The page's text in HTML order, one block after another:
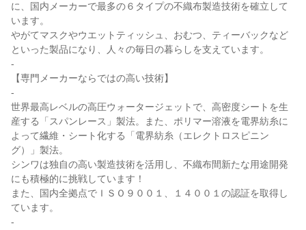
に、国内メーカーで最多の６タイプの不織布製造技術を確立して
います。
やがてマスクやウエットティッシュ、おむつ、ティーバックなど
といった製品になり、人々の毎日の暮らしを支えています。
-
【専門メーカーならではの高い技術】
-
世界最高レベルの高圧ウォータージェットで、高密度シートを生
産する「スパンレース」製法。また、ポリマー溶液を電界紡糸に
よって繊維・シート化する「電界紡糸（エレクトロスピニン
グ）」製法。
シンワは独自の高い製造技術を活用し、不織布間新たな用途開発
にも積極的に挑戦しています！
また、国内全拠点でＩＳＯ９００１、１４００１の認証を取得し
ています。
-